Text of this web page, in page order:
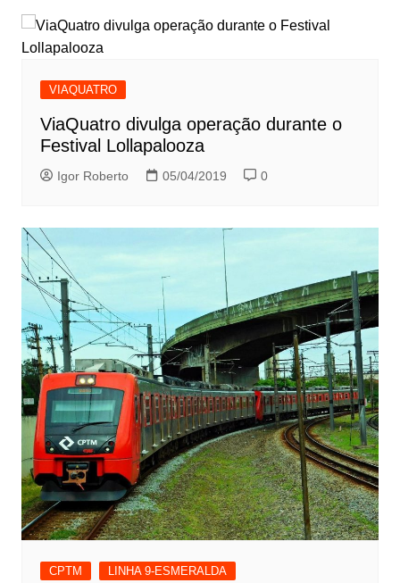
VIAQUATRO
ViaQuatro divulga operação durante o
Festival Lollapalooza
Igor Roberto 05/04/2019 0
CPTM LINHA 9-ESMERALDA